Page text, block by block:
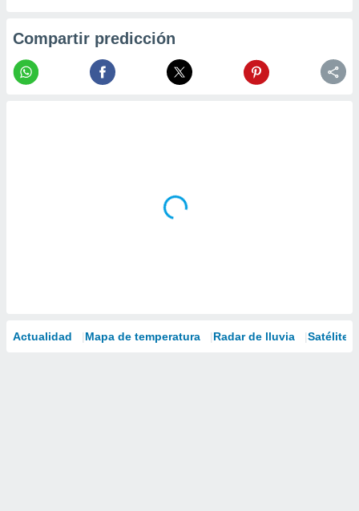
Compartir predicción
Actualidad Mapa de temperatura Radar de lluvia Satélites